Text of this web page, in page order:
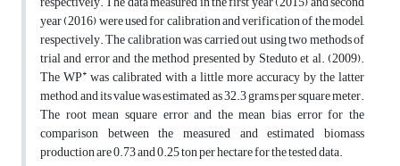
year (2016) were used for calibration and verification of the model,
respectively. The calibration was carried out using two methods of
trial and error and the method presented by Steduto et al. (2009).
The WP* was calibrated with a little more accuracy by the latter
method, and its value was estimated as 32.3 grams per square meter.
The root mean square error and the mean bias error for the
comparison between the measured and estimated biomass
production are 0.73 and 0.25 ton per hectare for the tested data.